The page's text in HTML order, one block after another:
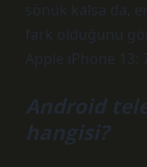
sönük kalsa da,
fark olduğunu
Apple iPhone 13:
Android
hangisi?